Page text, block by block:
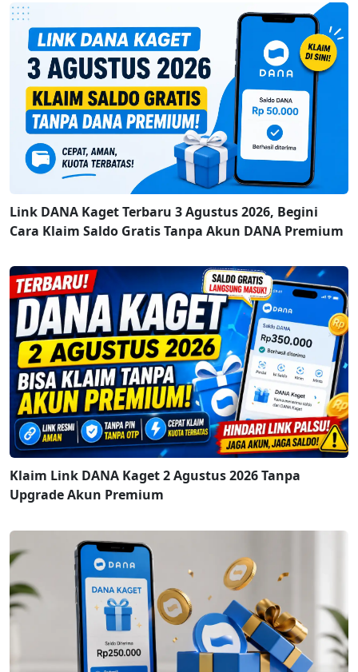
Link DANA Kaget Terbaru 3 Agustus 2026, Begini
Cara Klaim Saldo Gratis Tanpa Akun DANA Premium
Klaim Link DANA Kaget 2 Agustus 2026 Tanpa
Upgrade Akun Premium